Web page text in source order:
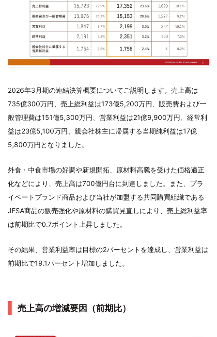
2026年3月期の連結決算概要についてご説明します。売上高は
735億300万円、売上総利益は173億5,200万円、販売費および一
般管理費は151億5,300万円、営業利益は21億9,900万円、経常利
益は23億5,100万円、親会社株主に帰属する当期純利益は17億
5,800万円となりました。
外食・中食市場の好調や新規開拓、原材料高騰を受けた価格適正
化などにより、売上高は700億円台に到達しました。また、プラ
イベートブランド商品および当社が加盟する共同購買組織である
JFSA商品の販売強化や原材料の購買見直しにより、売上総利益率
は前期比で0.7ポイント上昇しました。
その結果、営業利益率は目標の2パーセントを達成し、営業利益は
前期比で19.1パーセント増加しました。
売上高の増減要因（前期比）